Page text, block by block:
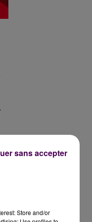
Store and/or
sans accepter